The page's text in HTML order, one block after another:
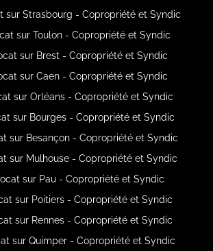
sur Strasbourg - Copropriété et Syndic
sur Toulon - Copropriété et Syndic
sur Brest - Copropriété et Syndic
sur Caen - Copropriété et Syndic
sur Orléans - Copropriété et Syndic
sur Bourges - Copropriété et Syndic
sur Besançon - Copropriété et Syndic
sur Mulhouse - Copropriété et Syndic
sur Pau - Copropriété et Syndic
sur Poitiers - Copropriété et Syndic
sur Rennes - Copropriété et Syndic
sur Quimper - Copropriété et Syndic